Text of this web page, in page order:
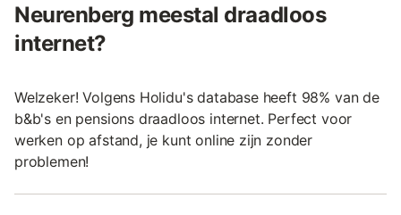
Neurenberg meestal draadloos
internet?
Welzeker! Volgens Holidu's database heeft 98% van de
b&b's en pensions draadloos internet. Perfect voor
werken op afstand, je kunt online zijn zonder
problemen!